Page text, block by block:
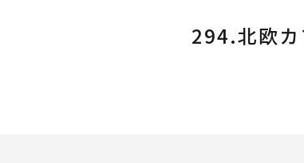
294.北欧カ